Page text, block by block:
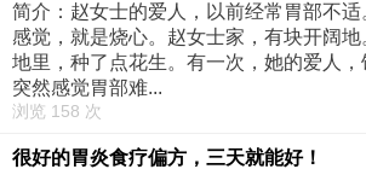
简介：赵女士的爱人，以前经常胃部不
感觉，就是烧心。赵女士家，有块开阔
地里，种了点花生。有一次，她的爱人，
突然感觉胃部难...
浏览 158 次
很好的胃炎食疗偏方，三天就能好！